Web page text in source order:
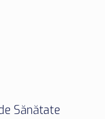
Sănătate